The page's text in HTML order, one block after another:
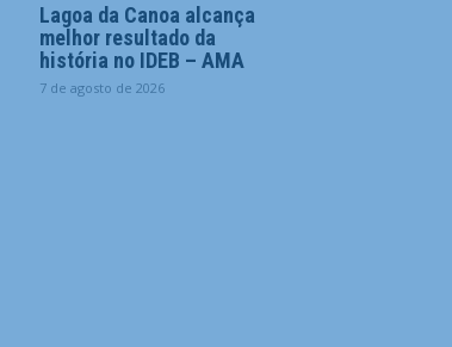
Lagoa da Canoa alcança
melhor resultado da
história no IDEB – AMA
7 de agosto de 2026